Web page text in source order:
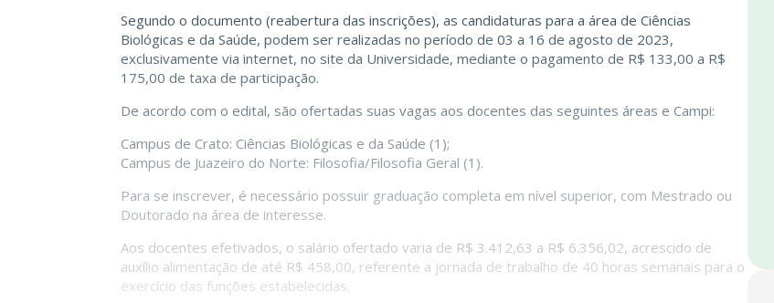
Segundo o documento (reabertura das inscrições), as candidaturas para a área de Ciências
Biológicas e da Saúde, podem ser realizadas no período de 03 a 16 de agosto de 2023,
exclusivamente via internet, no site da Universidade, mediante o pagamento de R$ 133,00 a R$
175,00 de taxa de participação.
De acordo com o edital, são ofertadas suas vagas aos docentes das seguintes áreas e Campi:
Campus de Crato: Ciências Biológicas e da Saúde (1);
Campus de Juazeiro do Norte: Filosofia/Filosofia Geral (1).
Para se inscrever, é necessário possuir graduação completa em nível superior, com Mestrado ou
Doutorado na área de interesse.
Aos docentes efetivados, o salário ofertado varia de R$ 3.412,63 a R$ 6.356,02, acrescido de
auxílio alimentação de até R$ 458,00, referente a jornada de trabalho de 40 horas semanais para o
exercício das funções estabelecidas.